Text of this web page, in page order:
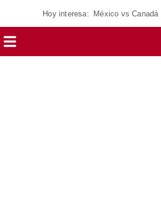
Hoy interesa: México vs Canadá